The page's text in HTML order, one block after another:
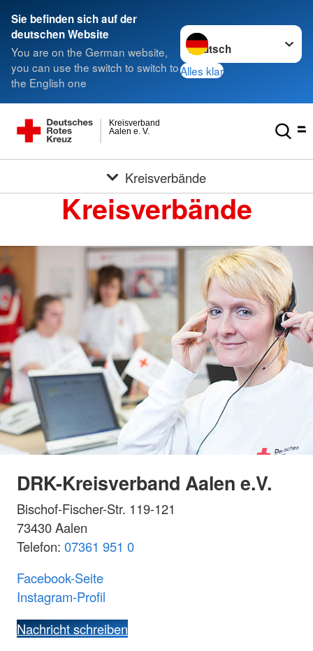
Sie befinden sich auf der
deutschen Website
You are on the German website,
you can use the switch to switch to
the English one
Sprache wechseln zu
Alles klar
Aalen e. V.
Kreisverband
Kreisverbände
Kreisverbände
DRK-Kreisverband Aalen e.V.
Bischof-Fischer-Str. 119-121
73430 Aalen
Telefon: 07361 951 0
Facebook-Seite
Instagram-Profil
Nachricht schreiben